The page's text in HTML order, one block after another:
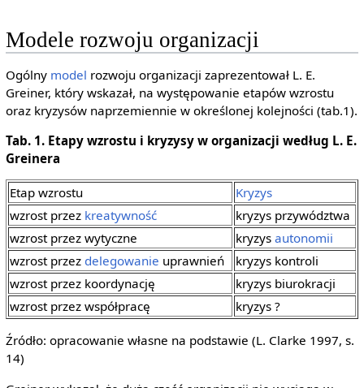
Modele rozwoju organizacji
Ogólny model rozwoju organizacji zaprezentował L. E.
Greiner, który wskazał, na występowanie etapów wzrostu
oraz kryzysów naprzemiennie w określonej kolejności (tab.1).
Tab. 1. Etapy wzrostu i kryzysy w organizacji według L. E.
Greinera
Etap wzrostu
Kryzys
wzrost przez kreatywność
kryzys przywództwa
wzrost przez wytyczne
kryzys autonomii
wzrost przez delegowanie uprawnień
kryzys kontroli
wzrost przez koordynację
kryzys biurokracji
wzrost przez współpracę
kryzys ?
Źródło: opracowanie własne na podstawie (L. Clarke 1997, s.
14)